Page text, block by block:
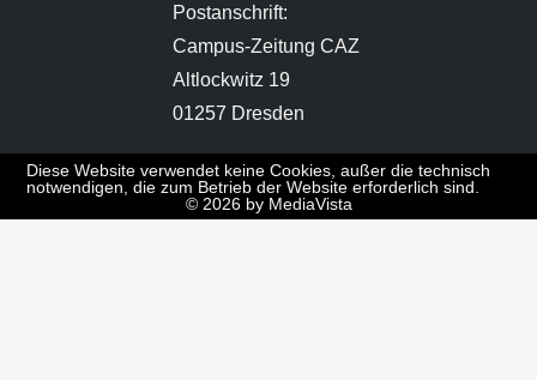
Postanschrift:
Campus-Zeitung CAZ
Altlockwitz 19
01257 Dresden
Diese Website verwendet keine Cookies, außer die technisch
notwendigen, die zum Betrieb der Website erforderlich sind.
© 2026 by MediaVista